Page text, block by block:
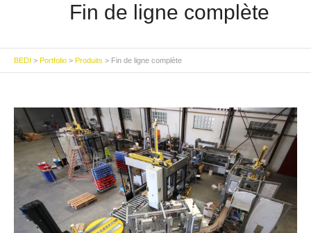
Fin de ligne complète
BEDI > Portfolio > Produits > Fin de ligne complète